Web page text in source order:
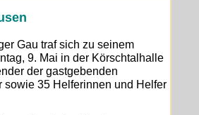
Gau traf sich zu seinem
9. Mai in der Körschtalhalle
der gastgebenden
sowie 35 Helferinnen und Helfer